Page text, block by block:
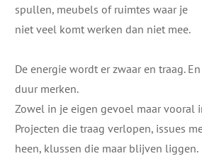
spullen, meubels of ruimtes waar je
niet veel komt werken dan niet mee.
De energie wordt er zwaar en traag.
duur merken.
Zowel in je eigen gevoel maar vooral
Projecten die traag verlopen, issues
heen, klussen die maar blijven liggen.